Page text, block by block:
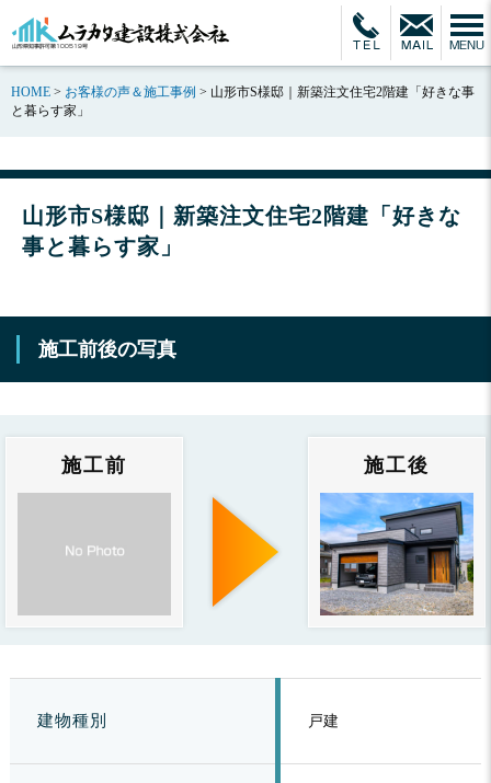
HOME > お客様の声＆施工事例 > 山形市S様邸｜新築注文住宅2階建「好きな事
と暮らす家」
山形市S様邸｜新築注文住宅2階建「好きな
事と暮らす家」
施工前後の写真
施工前 施工後
建物種別 戸建